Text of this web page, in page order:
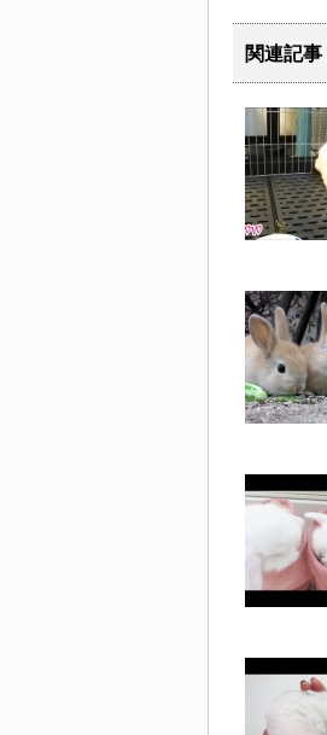
関連記事